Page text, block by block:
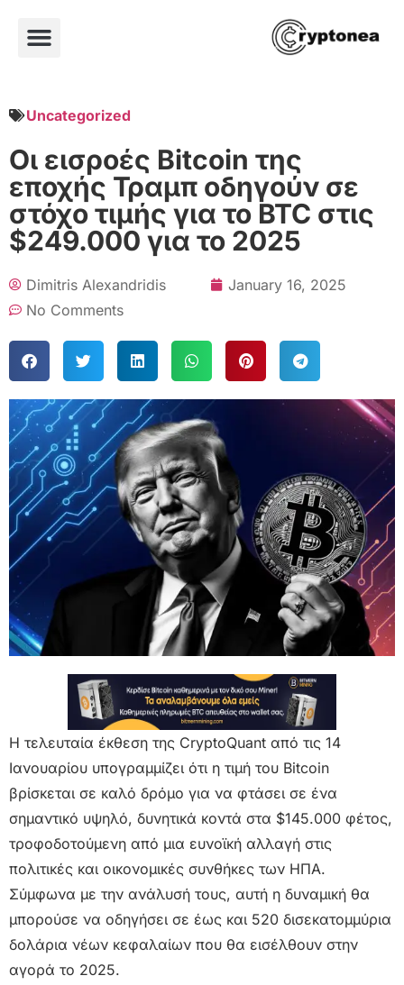
Uncategorized
Οι εισροές Bitcoin της
εποχής Τραμπ οδηγούν σε
στόχο τιμής για το BTC στις
$249.000 για το 2025
Dimitris Alexandridis
January 16, 2025
No Comments
Η τελευταία έκθεση της CryptoQuant από τις 14
Ιανουαρίου υπογραμμίζει ότι η τιμή του Bitcoin
βρίσκεται σε καλό δρόμο για να φτάσει σε ένα
σημαντικό υψηλό, δυνητικά κοντά στα $145.000 φέτος,
τροφοδοτούμενη από μια ευνοϊκή αλλαγή στις
πολιτικές και οικονομικές συνθήκες των ΗΠΑ.
Σύμφωνα με την ανάλυσή τους, αυτή η δυναμική θα
μπορούσε να οδηγήσει σε έως και 520 δισεκατομμύρια
δολάρια νέων κεφαλαίων που θα εισέλθουν στην
αγορά το 2025.